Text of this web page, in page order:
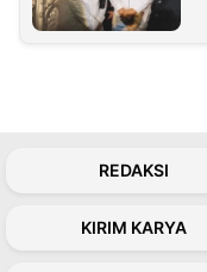
REDAKSI
KIRIM KARYA